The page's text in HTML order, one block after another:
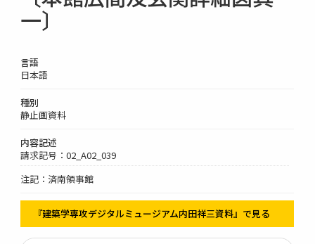
一〕
言語
日本語
種別
静止画資料
内容記述
請求記号：02_A02_039
注記：済南領事館
『建築学専攻デジタルミュージアム内田祥三資料』で見る